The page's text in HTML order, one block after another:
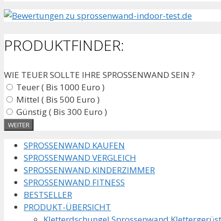
PRODUKTFINDER:
WIE TEUER SOLLTE IHRE SPROSSENWAND SEIN ?
Teuer ( Bis 1000 Euro )
Mittel ( Bis 500 Euro )
Günstig ( Bis 300 Euro )
SPROSSENWAND KAUFEN
SPROSSENWAND VERGLEICH
SPROSSENWAND KINDERZIMMER
SPROSSENWAND FITNESS
BESTSELLER
PRODUKT-ÜBERSICHT